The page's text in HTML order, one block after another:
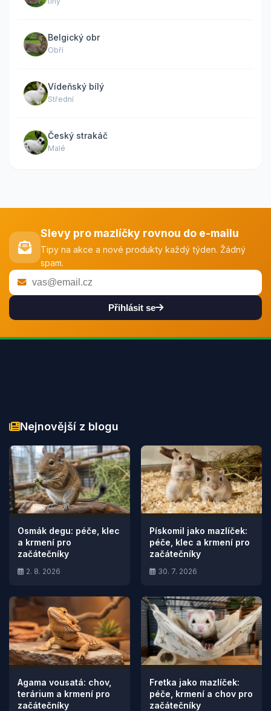
Belgický obr
Obří
Vídeňský bílý
Střední
Český strakáč
Malé
Slevy pro mazlíčky rovnou do e-mailu
Tipy na akce a nové produkty každý týden. Žádný
spam.
Přihlásit se
Nejnovější z blogu
Osmák degu: péče, klec
a krmení pro
začátečníky
2. 8. 2026
Pískomil jako mazlíček:
péče, klec a krmení pro
začátečníky
30. 7. 2026
Agama vousatá: chov,
terárium a krmení pro
začátečníky
Fretka jako mazlíček:
péče, krmení a chov pro
začátečníky